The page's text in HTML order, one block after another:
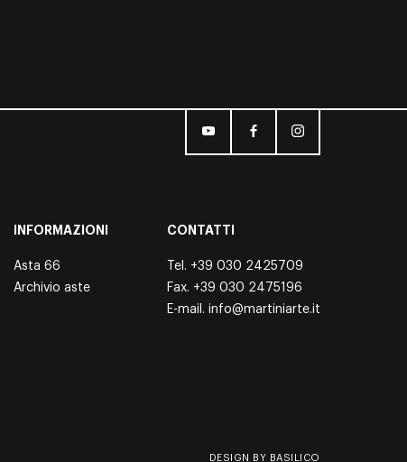
INFORMAZIONI
Asta 66
Archivio aste
CONTATTI
Tel. +39 030 2425709
Fax. +39 030 2475196
E-mail. info@martiniarte.it
DESIGN BY BASILICO